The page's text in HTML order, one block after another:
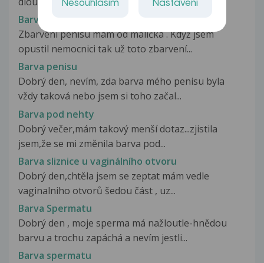
Barva penisu
Zbarvení penisu mám od malička . Když jsem
opustil nemocnici tak už toto zbarvení...
Barva penisu
Dobrý den, nevím, zda barva mého penisu byla
vždy taková nebo jsem si toho začal...
Barva pod nehty
Dobrý večer,mám takový menší dotaz...zjistila
jsem,že se mi změnila barva pod...
Barva sliznice u vaginálního otvoru
Dobrý den,chtěla jsem se zeptat mám vedle
vaginalniho otvorů šedou část , uz...
Barva Spermatu
Dobrý den , moje sperma má nažloutle-hnědou
barvu a trochu zapáchá a nevím jestli...
Barva spermatu
Nesouhlasím Nastavení